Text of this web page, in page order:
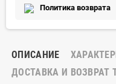
Политика возврата
ОПИСАНИЕ
ДОСТАВКА И ВОЗВРАТ